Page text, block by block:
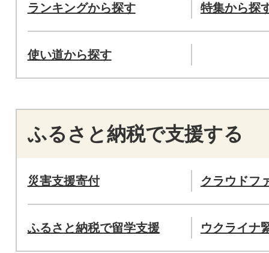
ランキングから探す 特集から探
使い道から探す
ふるさと納税で支援する
災害支援寄付 クラウドフ
ふるさと納税で留学支援 ウクライナ